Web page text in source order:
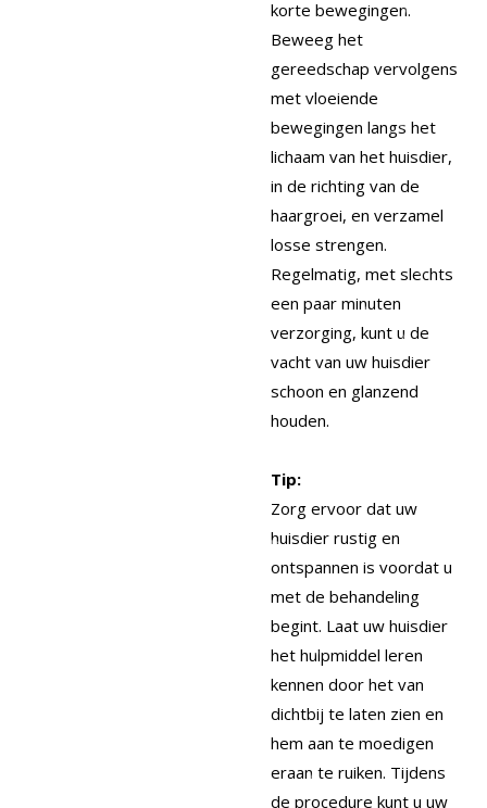
korte bewegingen.
Beweeg het
gereedschap vervolgens
met vloeiende
bewegingen langs het
lichaam van het huisdier,
in de richting van de
haargroei, en verzamel
losse strengen.
Regelmatig, met slechts
een paar minuten
verzorging, kunt u de
vacht van uw huisdier
schoon en glanzend
houden.
Tip:
Zorg ervoor dat uw
huisdier rustig en
ontspannen is voordat u
met de behandeling
begint. Laat uw huisdier
het hulpmiddel leren
kennen door het van
dichtbij te laten zien en
hem aan te moedigen
eraan te ruiken. Tijdens
de procedure kunt u uw